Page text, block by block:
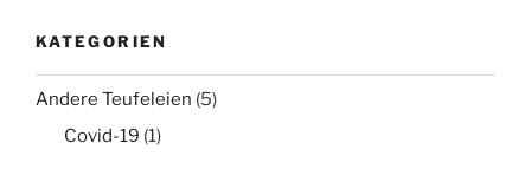
KATEGORIEN
Andere Teufeleien (5)
Covid-19 (1)